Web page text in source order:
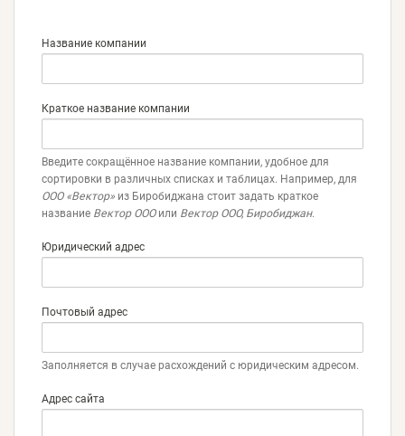
Название компании
Краткое название компании
Введите сокращённое название компании, удобное для
сортировки в различных списках и таблицах. Например, для
ООО «Вектор» из Биробиджана стоит задать краткое
название Вектор ОООили Вектор ООО, Биробиджан.
Юридический адрес
Почтовый адрес
Заполняется в случае расхождений с юридическим адресом.
Адрес сайта